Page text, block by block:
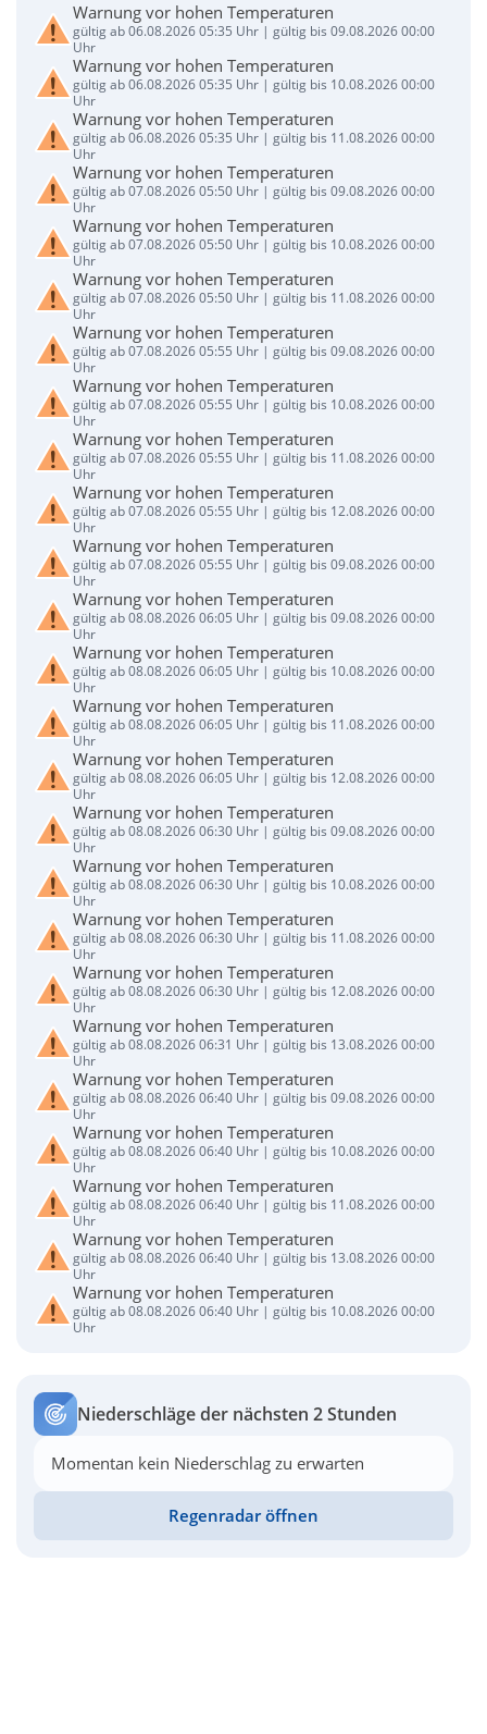
Warnung vor hohen Temperaturen
gültig ab 06.08.2026 05:35 Uhr | gültig bis 09.08.2026 00:00
Uhr
Warnung vor hohen Temperaturen
gültig ab 06.08.2026 05:35 Uhr | gültig bis 10.08.2026 00:00
Uhr
Warnung vor hohen Temperaturen
gültig ab 06.08.2026 05:35 Uhr | gültig bis 11.08.2026 00:00
Uhr
Warnung vor hohen Temperaturen
gültig ab 07.08.2026 05:50 Uhr | gültig bis 09.08.2026 00:00
Uhr
Warnung vor hohen Temperaturen
gültig ab 07.08.2026 05:50 Uhr | gültig bis 10.08.2026 00:00
Uhr
Warnung vor hohen Temperaturen
gültig ab 07.08.2026 05:50 Uhr | gültig bis 11.08.2026 00:00
Uhr
Warnung vor hohen Temperaturen
gültig ab 07.08.2026 05:55 Uhr | gültig bis 09.08.2026 00:00
Uhr
Warnung vor hohen Temperaturen
gültig ab 07.08.2026 05:55 Uhr | gültig bis 10.08.2026 00:00
Uhr
Warnung vor hohen Temperaturen
gültig ab 07.08.2026 05:55 Uhr | gültig bis 11.08.2026 00:00
Uhr
Warnung vor hohen Temperaturen
gültig ab 07.08.2026 05:55 Uhr | gültig bis 12.08.2026 00:00
Uhr
Warnung vor hohen Temperaturen
gültig ab 07.08.2026 05:55 Uhr | gültig bis 09.08.2026 00:00
Uhr
Warnung vor hohen Temperaturen
gültig ab 08.08.2026 06:05 Uhr | gültig bis 09.08.2026 00:00
Uhr
Warnung vor hohen Temperaturen
gültig ab 08.08.2026 06:05 Uhr | gültig bis 10.08.2026 00:00
Uhr
Warnung vor hohen Temperaturen
gültig ab 08.08.2026 06:05 Uhr | gültig bis 11.08.2026 00:00
Uhr
Warnung vor hohen Temperaturen
gültig ab 08.08.2026 06:05 Uhr | gültig bis 12.08.2026 00:00
Uhr
Warnung vor hohen Temperaturen
gültig ab 08.08.2026 06:30 Uhr | gültig bis 09.08.2026 00:00
Uhr
Warnung vor hohen Temperaturen
gültig ab 08.08.2026 06:30 Uhr | gültig bis 10.08.2026 00:00
Uhr
Warnung vor hohen Temperaturen
gültig ab 08.08.2026 06:30 Uhr | gültig bis 11.08.2026 00:00
Uhr
Warnung vor hohen Temperaturen
gültig ab 08.08.2026 06:30 Uhr | gültig bis 12.08.2026 00:00
Uhr
Warnung vor hohen Temperaturen
gültig ab 08.08.2026 06:31 Uhr | gültig bis 13.08.2026 00:00
Uhr
Warnung vor hohen Temperaturen
gültig ab 08.08.2026 06:40 Uhr | gültig bis 09.08.2026 00:00
Uhr
Warnung vor hohen Temperaturen
gültig ab 08.08.2026 06:40 Uhr | gültig bis 10.08.2026 00:00
Uhr
Warnung vor hohen Temperaturen
gültig ab 08.08.2026 06:40 Uhr | gültig bis 11.08.2026 00:00
Uhr
Warnung vor hohen Temperaturen
gültig ab 08.08.2026 06:40 Uhr | gültig bis 13.08.2026 00:00
Uhr
Warnung vor hohen Temperaturen
gültig ab 08.08.2026 06:40 Uhr | gültig bis 10.08.2026 00:00
Uhr
Niederschläge der nächsten 2 Stunden
Momentan kein Niederschlag zu erwarten
Regenradar öffnen